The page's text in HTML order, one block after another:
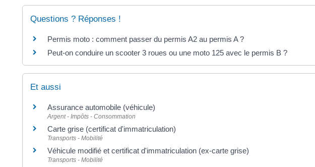
Questions ? Réponses !
Permis moto : comment passer du permis A2 au permis A ?
Peut-on conduire un scooter 3 roues ou une moto 125 avec le permis B ?
Et aussi
Assurance automobile (véhicule)
Argent - Impôts - Consommation
Carte grise (certificat d'immatriculation)
Transports - Mobilité
Véhicule modifié et certificat d'immatriculation (ex-carte grise)
Transports - Mobilité